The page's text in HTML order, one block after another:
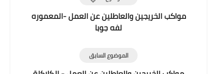
مواكب الخريجين والعاطلين عن العمل -المعموره
لفه جوبا
الموضوع السابق